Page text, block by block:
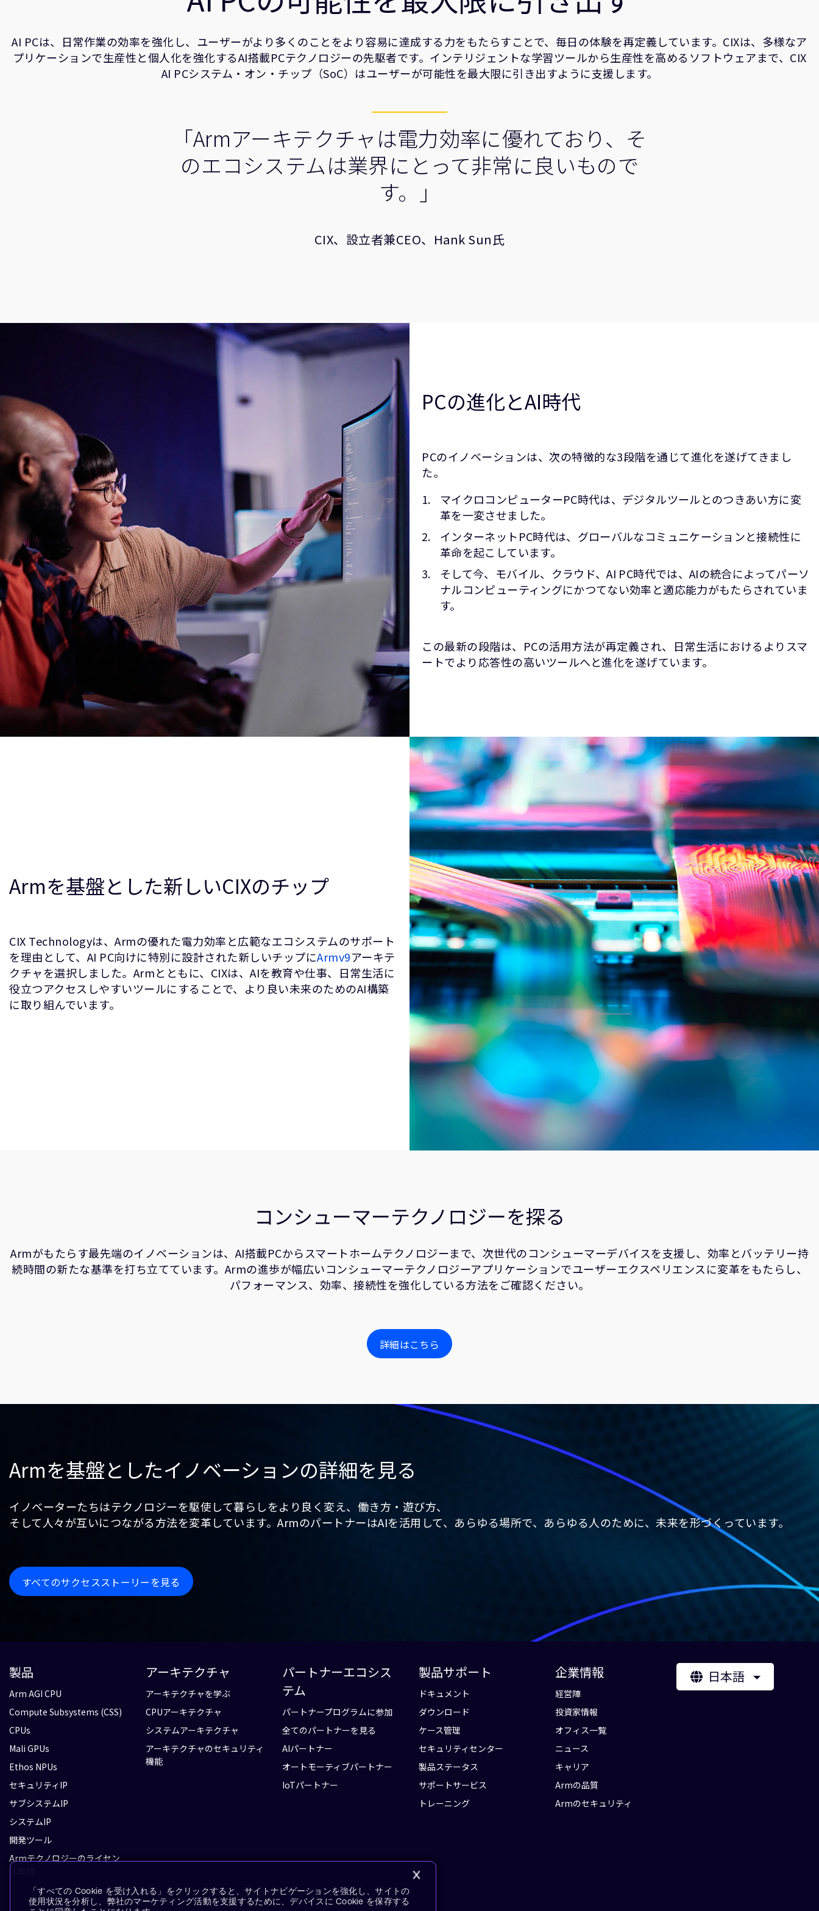
AI PCは、日常作業の効率を強化し、ユーザーがより多くのことをより容易に達成する力をもたらすことで、毎日の体験を再定義しています。CIXは、多様なア
プリケーションで生産性と個人化を強化するAI搭載PCテクノロジーの先駆者です。インテリジェントな学習ツールから生産性を高めるソフトウェアまで、CIX
AI PCシステム・オン・チップ（SoC）はユーザーが可能性を最大限に引き出すように支援します。
「Armアーキテクチャは電力効率に優れており、そ
のエコシステムは業界にとって非常に良いもので
す。」
CIX、設立者兼CEO、Hank Sun氏
PCの進化とAI時代
PCのイノベーションは、次の特徴的な3段階を通じて進化を遂げてきまし
た。
マイクロコンピューターPC時代は、デジタルツールとのつきあい方に変
革を一変させました。
インターネットPC時代は、グローバルなコミュニケーションと接続性に
革命を起こしています。
そして今、モバイル、クラウド、AI PC時代では、AIの統合によってパーソ
ナルコンピューティングにかつてない効率と適応能力がもたらされていま
す。
この最新の段階は、PCの活用方法が再定義され、日常生活におけるよりスマ
ートでより応答性の高いツールへと進化を遂げています。
Armを基盤とした新しいCIXのチップ
CIX Technologyは、Armの優れた電力効率と広範なエコシステムのサポート
を理由として、AI PC向けに特別に設計された新しいチップにArmv9アーキテ
クチャを選択しました。Armとともに、CIXは、AIを教育や仕事、日常生活に
役立つアクセスしやすいツールにすることで、より良い未来のためのAI構築
に取り組んでいます。
コンシューマーテクノロジーを探る
Armがもたらす最先端のイノベーションは、AI搭載PCからスマートホームテクノロジーまで、次世代のコンシューマーデバイスを支援し、効率とバッテリー持
続時間の新たな基準を打ち立てています。Armの進歩が幅広いコンシューマーテクノロジーアプリケーションでユーザーエクスペリエンスに変革をもたらし、
パフォーマンス、効率、接続性を強化している方法をご確認ください。
詳細はこちら
Armを基盤としたイノベーションの詳細を見る
イノベーターたちはテクノロジーを駆使して暮らしをより良く変え、働き方・遊び方、
そして人々が互いにつながる方法を変革しています。ArmのパートナーはAIを活用して、あらゆる場所で、あらゆる人のために、未来を形づくっています。
すべてのサクセスストーリーを見る
製品
Arm AGI CPU
Compute Subsystems (CSS)
CPUs
Mali GPUs
Ethos NPUs
セキュリティIP
サブシステムIP
システムIP
開発ツール
Armテクノロジーのライセン
アーキテクチャ
アーキテクチャを学ぶ
CPUアーキテクチャ
システムアーキテクチャ
アーキテクチャのセキュリティ
機能
パートナーエコシス
テム
パートナープログラムに参加
全てのパートナーを見る
AIパートナー
オートモーティブパートナー
IoTパートナー
製品サポート
ドキュメント
ダウンロード
ケース管理
セキュリティセンター
製品ステータス
サポートサービス
トレーニング
企業情報
経営陣
投資家情報
オフィス一覧
ニュース
キャリア
Armの品質
Armのセキュリティ
日本語
「すべての Cookie を受け入れる」をクリックすると、サイトナビゲーションを強化し、サイトの
使用状況を分析し、弊社のマーケティング活動を支援するために、デバイスに Cookie を保存する